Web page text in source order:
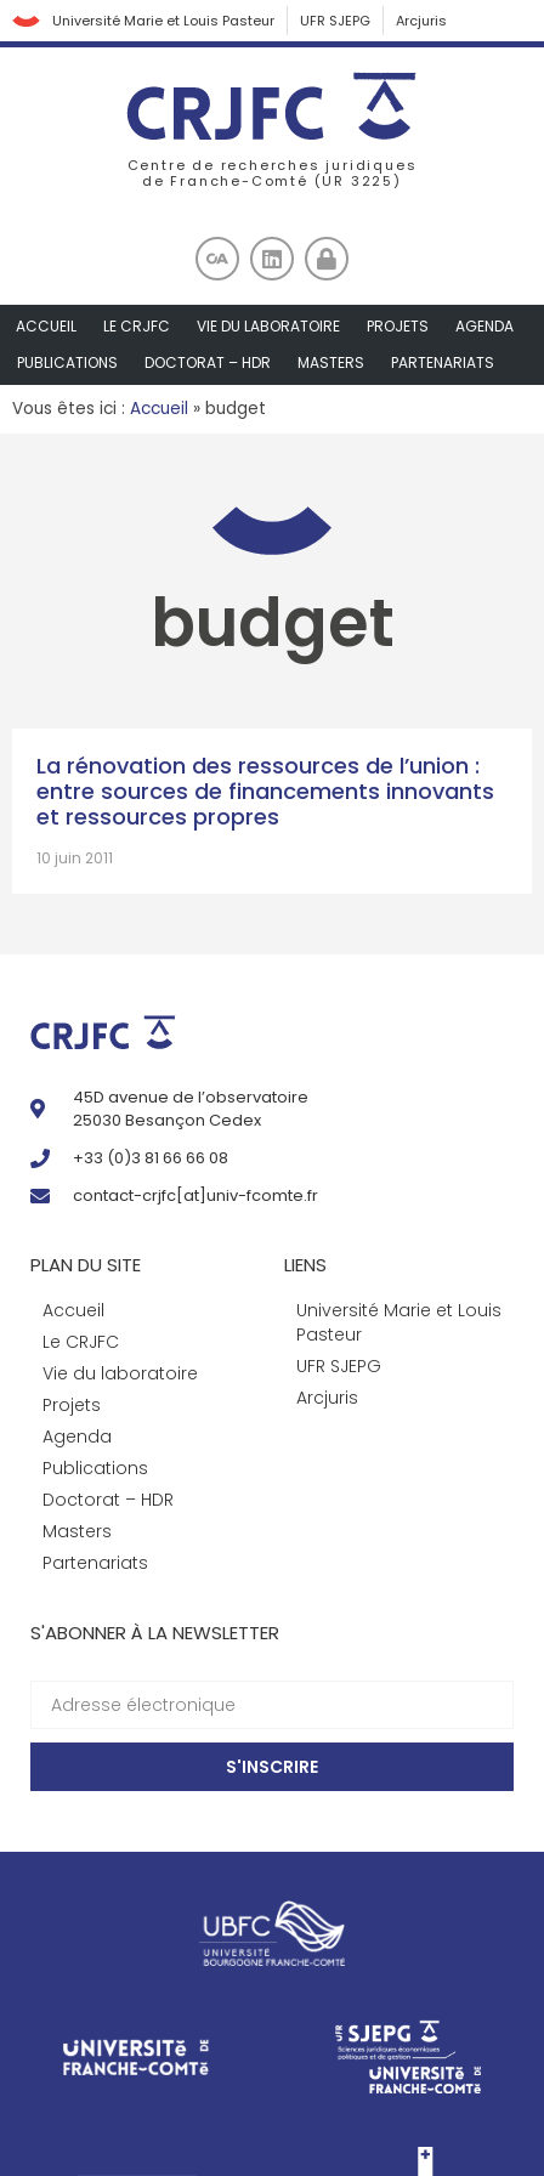
Université Marie et Louis Pasteur UFR SJEPG Arcjuris
Centre de recherches juridiques
de Franche-Comté (UR 3225)
ACCUEIL LE CRJFC VIE DU LABORATOIRE PROJETS
AGENDA
PUBLICATIONS
DOCTORAT – HDR MASTERS PARTENARIATS
Vous êtes ici : Accueil » budget
budget
La rénovation des ressources de l’union :
entre sources de financements innovants
et ressources propres
10 juin 2011
45D avenue de l’observatoire
25030 Besançon Cedex
+33 (0)3 81 66 66 08
contact-crjfc[at]univ-fcomte.fr
PLAN DU SITE
Accueil
Le CRJFC
Vie du laboratoire
Projets
Agenda
Publications
Doctorat – HDR
Masters
Partenariats
LIENS
Université Marie et Louis
Pasteur
UFR SJEPG
Arcjuris
S'ABONNER À LA NEWSLETTER
S'INSCRIRE